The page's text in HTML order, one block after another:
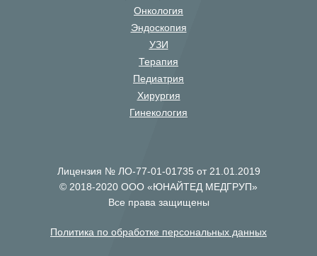
Онкология
Эндоскопия
УЗИ
Терапия
Педиатрия
Хирургия
Гинекология
Лицензия № ЛО-77-01-01735 от 21.01.2019
© 2018-2020 ООО «ЮНАЙТЕД МЕДГРУП»
Все права защищены
Политика по обработке персональных данных